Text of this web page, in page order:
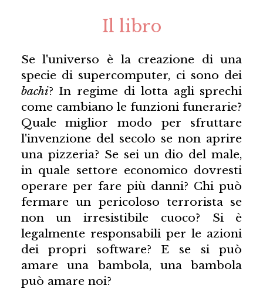
Il libro
Se l'universo è la creazione di una
specie di supercomputer, ci sono dei
bachi? In regime di lotta agli sprechi
come cambiano le funzioni funerarie?
Quale miglior modo per sfruttare
l'invenzione del secolo se non aprire
una pizzeria? Se sei un dio del male,
in quale settore economico dovresti
operare per fare più danni? Chi può
fermare un pericoloso terrorista se
non un irresistibile cuoco? Si è
legalmente responsabili per le azioni
dei propri software? E se si può
amare una bambola, una bambola
può amare noi?